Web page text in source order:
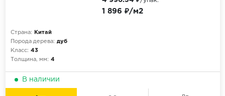
Страна:
Китай
Порода дерева: дуб
Класс: 43
Толщина, мм: 4
1 896 ₽/м2
В наличии